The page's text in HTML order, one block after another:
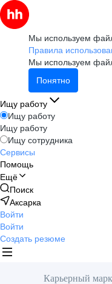
Мы используем
Правила
Мы используем
Понятно
Ищу работу
Ищу работу
Ищу работу
Ищу сотрудника
Сервисы
Помощь
Ещё
Поиск
Аксарка
Войти
Войти
Создать резюме
Карьерный